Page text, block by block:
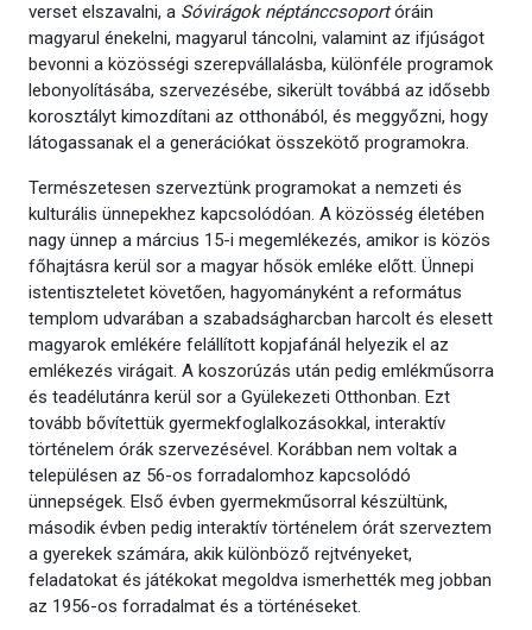
verset elszavalni, a Sóvirágok néptánccsoportóráin
magyarul énekelni, magyarul táncolni, valamint az ifjúságot
bevonni a közösségi szerepvállalásba, különféle programok
lebonyolításába, szervezésébe, sikerült továbbá az idősebb
korosztályt kimozdítani az otthonából, és meggyőzni, hogy
látogassanak el a generációkat összekötő programokra.
Természetesen szerveztünk programokat a nemzeti és
kulturális ünnepekhez kapcsolódóan. A közösség életében
nagy ünnep a március 15-i megemlékezés, amikor is közös
főhajtásra kerül sor a magyar hősök emléke előtt. Ünnepi
istentiszteletet követően, hagyományként a református
templom udvarában a szabadságharcban harcolt és elesett
magyarok emlékére felállított kopjafánál helyezik el az
emlékezés virágait. A koszorúzás után pedig emlékműsorra
és teadélutánra kerül sor a Gyülekezeti Otthonban. Ezt
tovább bővítettük gyermekfoglalkozásokkal, interaktív
történelem órák szervezésével. Korábban nem voltak a
településen az 56-os forradalomhoz kapcsolódó
ünnepségek. Első évben gyermekműsorral készültünk,
második évben pedig interaktív történelem órát szerveztem
a gyerekek számára, akik különböző rejtvényeket,
feladatokat és játékokat megoldva ismerhették meg jobban
az 1956-os forradalmat és a történéseket.